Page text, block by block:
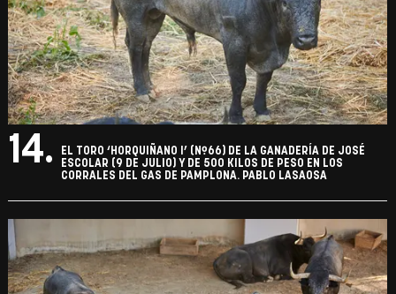
14.
EL TORO ‘HORQUIÑANO I’ (Nº66) DE LA GANADERÍA DE JOSÉ
ESCOLAR (9 DE JULIO) Y DE 500 KILOS DE PESO EN LOS
CORRALES DEL GAS DE PAMPLONA. PABLO LASAOSA